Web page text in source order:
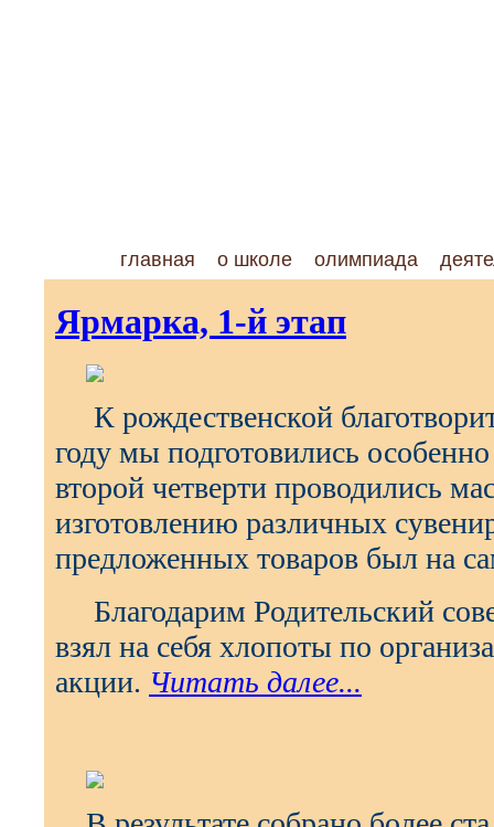
главная о школе олимпиада
Ярмарка, 1-й этап
К рождественской
году мы подготовились
второй четверти проводились
изготовлению различных
предложенных товаров был на
Благодарим Родительский
взял на себя хлопоты по
акции. Читать далее...